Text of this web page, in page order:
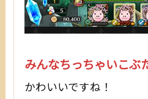
みんなちっちゃいこ
かわいいですね！